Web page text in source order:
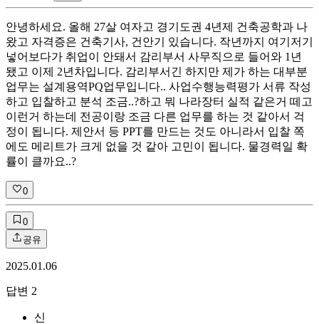
안녕하세요. 올해 27살 여자고 경기도권 4년제 건축공학과 나
왔고 자격증은 건축기사, 건안기 있습니다. 작년까지 여기저기
넣어보다가 취업이 안돼서 감리부서 사무직으로 들어와 1년
됐고 이제 2년차입니다. 감리부서긴 하지만 제가 하는 대부분
업무는 설계용역PQ업무입니다.. 사업수행능력평가 서류 작성
하고 입찰하고 분석 조금..?하고 뭐 나라장터 실적 같은거 떼고
이런거 하는데 전공이랑 조금 다른 업무를 하는 것 같아서 걱
정이 됩니다. 제안서 등 PPT를 만드는 것도 아니라서 입찰 쪽
에도 메리트가 크게 없을 것 같아 고민이 됩니다. 물경력일 확
률이 클까요..?
0
0
공유
2025.01.06
답변 2
신